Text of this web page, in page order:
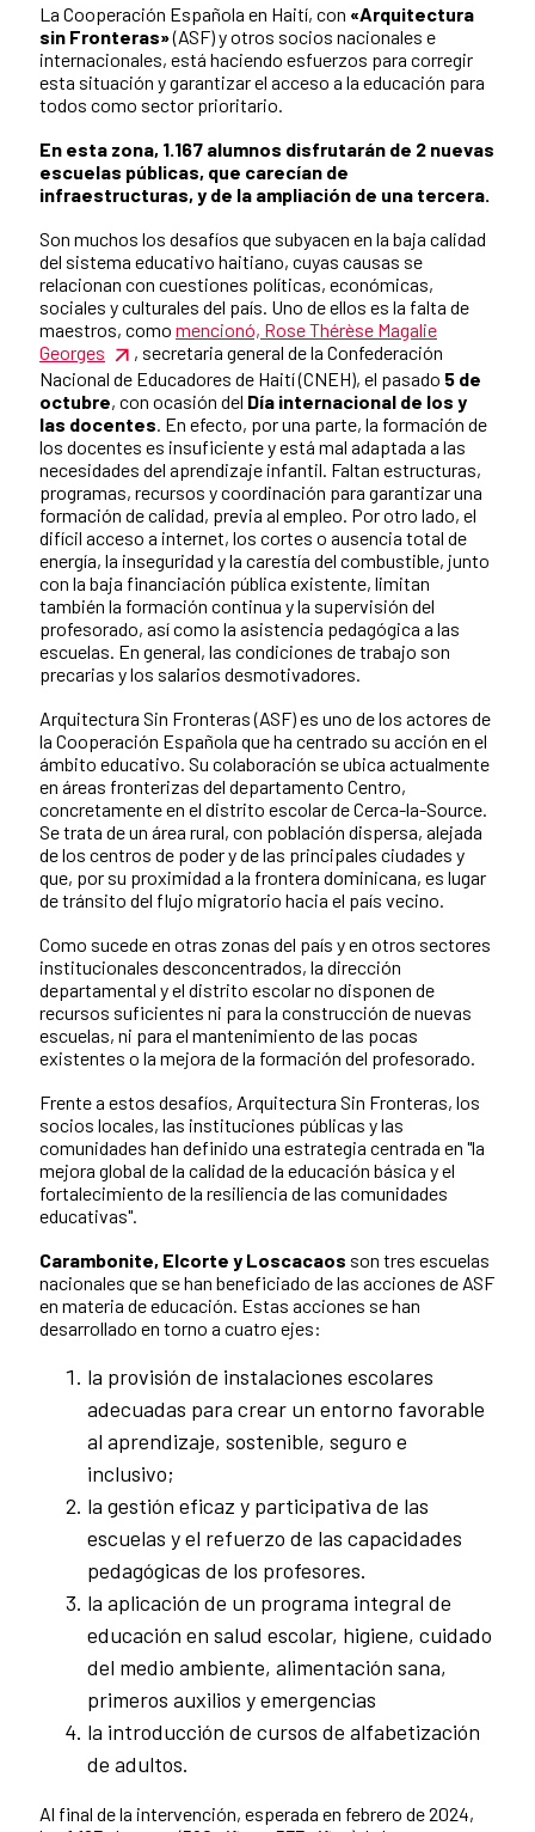
Contenido de la noticia
La Cooperación Española en Haití, con «Arquitectura
sin Fronteras»(ASF) y otros socios nacionales e
internacionales, está haciendo esfuerzos para corregir
esta situación y garantizar el acceso a la educación para
todos como sector prioritario.
En esta zona, 1.167 alumnos disfrutarán de 2 nuevas
escuelas públicas, que carecían de
infraestructuras, y de la ampliación de una tercera.
Son muchos los desafíos que subyacen en la baja calidad
del sistema educativo haitiano, cuyas causas se
relacionan con cuestiones políticas, económicas,
sociales y culturales del país. Uno de ellos es la falta de
maestros, como mencionó, Rose Thérèse Magalie
Georges
, secretaria general de la Confederación
Nacional de Educadores de Haití (CNEH), el pasado 5 de
octubre, con ocasión del Día internacional de los y
las docentes . En efecto, por una parte, la formación de
los docentes es insuficiente y está mal adaptada a las
necesidades del aprendizaje infantil. Faltan estructuras,
programas, recursos y coordinación para garantizar una
formación de calidad, previa al empleo. Por otro lado, el
difícil acceso a internet, los cortes o ausencia total de
energía, la inseguridad y la carestía del combustible, junto
con la baja financiación pública existente, limitan
también la formación continua y la supervisión del
profesorado, así como la asistencia pedagógica a las
escuelas. En general, las condiciones de trabajo son
precarias y los salarios desmotivadores.
Arquitectura Sin Fronteras (ASF) es uno de los actores de
la Cooperación Española que ha centrado su acción en el
ámbito educativo. Su colaboración se ubica actualmente
en áreas fronterizas del departamento Centro,
concretamente en el distrito escolar de Cerca-la-Source.
Se trata de un área rural, con población dispersa, alejada
de los centros de poder y de las principales ciudades y
que, por su proximidad a la frontera dominicana, es lugar
de tránsito del flujo migratorio hacia el país vecino.
Como sucede en otras zonas del país y en otros sectores
institucionales desconcentrados, la dirección
departamental y el distrito escolar no disponen de
recursos suficientes ni para la construcción de nuevas
escuelas, ni para el mantenimiento de las pocas
existentes o la mejora de la formación del profesorado.
Frente a estos desafíos, Arquitectura Sin Fronteras, los
socios locales, las instituciones públicas y las
comunidades han definido una estrategia centrada en "la
mejora global de la calidad de la educación básica y el
fortalecimiento de la resiliencia de las comunidades
educativas".
Carambonite, Elcorte y Loscacaos son tres escuelas
nacionales que se han beneficiado de las acciones de ASF
en materia de educación. Estas acciones se han
desarrollado en torno a cuatro ejes:
la provisión de instalaciones escolares
adecuadas para crear un entorno favorable
al aprendizaje, sostenible, seguro e
inclusivo;
la gestión eficaz y participativa de las
escuelas y el refuerzo de las capacidades
pedagógicas de los profesores.
la aplicación de un programa integral de
educación en salud escolar, higiene, cuidado
del medio ambiente, alimentación sana,
primeros auxilios y emergencias
la introducción de cursos de alfabetización
de adultos.
Al final de la intervención, esperada en febrero de 2024,